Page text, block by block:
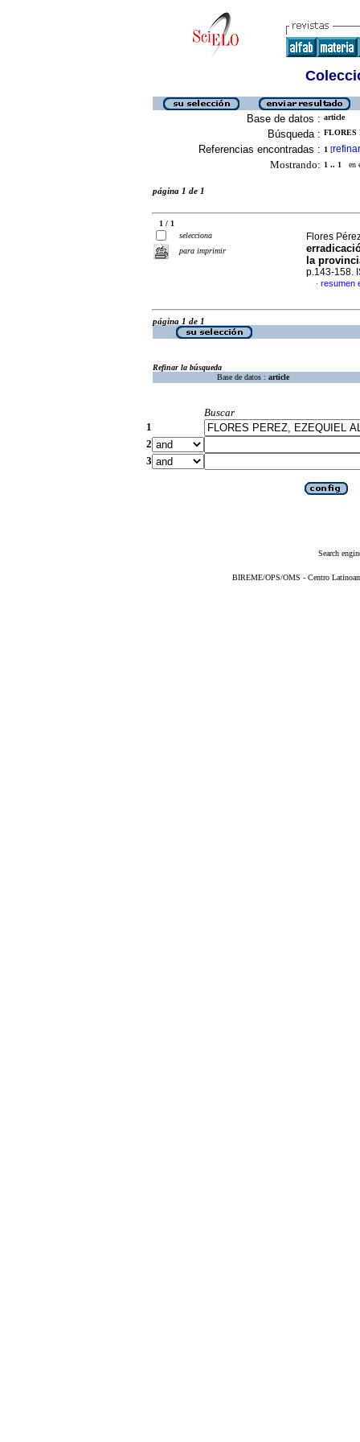
Base de datos : article
Búsqueda : FLORES
Referencias encontradas : 1 [refinar
Mostrando: 1 .. 1 en
página 1 de 1
1 / 1
selecciona
para imprimir
Flores
la
p.143-158.
· resumen
página 1 de 1
Refinar la búsqueda
Base de datos : article
Buscar
1
2
3
Search
BIREME/OPS/OMS - Centro